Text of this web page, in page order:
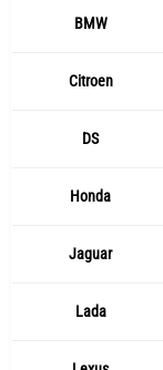
BMW
Citroen
DS
Honda
Jaguar
Lada